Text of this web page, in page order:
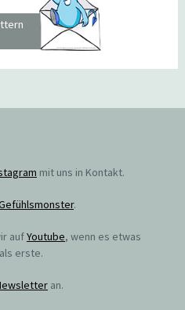
mit uns in Kontakt.
.
aufYoutube, wenn es etwas
erste.
an.